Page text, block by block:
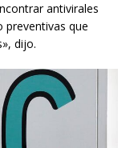
antivirales
preventivas que
dijo.